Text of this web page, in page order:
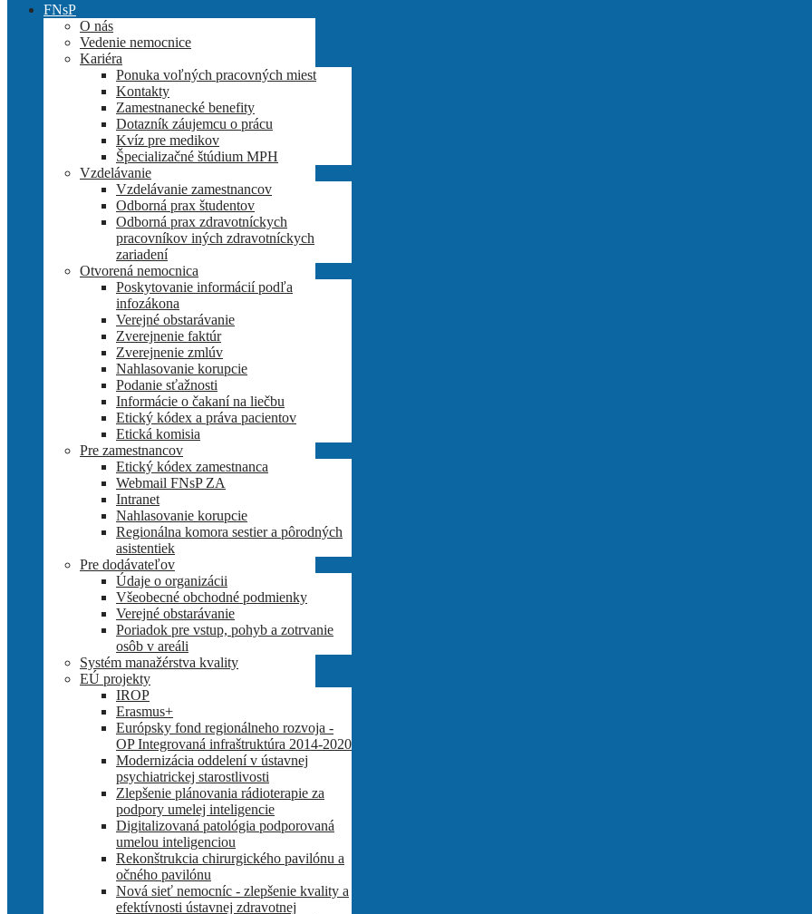
FNsP
O nás
Vedenie nemocnice
Kariéra
Ponuka voľných pracovných miest
Kontakty
Zamestnanecké benefity
Dotazník záujemcu o prácu
Kvíz pre medikov
Špecializačné štúdium MPH
Vzdelávanie
Vzdelávanie zamestnancov
Odborná prax študentov
Odborná prax zdravotníckych
pracovníkov iných zdravotníckych
zariadení
Otvorená nemocnica
Poskytovanie informácií podľa
infozákona
Verejné obstarávanie
Zverejnenie faktúr
Zverejnenie zmlúv
Nahlasovanie korupcie
Podanie sťažnosti
Informácie o čakaní na liečbu
Etický kódex a práva pacientov
Etická komisia
Pre zamestnancov
Etický kódex zamestnanca
Webmail FNsP ZA
Intranet
Nahlasovanie korupcie
Regionálna komora sestier a pôrodných
asistentiek
Pre dodávateľov
Údaje o organizácii
Všeobecné obchodné podmienky
Verejné obstarávanie
Poriadok pre vstup, pohyb a zotrvanie
osôb v areáli
Systém manažérstva kvality
EÚ projekty
IROP
Erasmus+
Európsky fond regionálneho rozvoja -
OP Integrovaná infraštruktúra 2014-2020
Modernizácia oddelení v ústavnej
psychiatrickej starostlivosti
Zlepšenie plánovania rádioterapie za
podpory umelej inteligencie
Digitalizovaná patológia podporovaná
umelou inteligenciou
Rekonštrukcia chirurgického pavilónu a
očného pavilónu
Nová sieť nemocníc - zlepšenie kvality a
efektívnosti ústavnej zdravotnej